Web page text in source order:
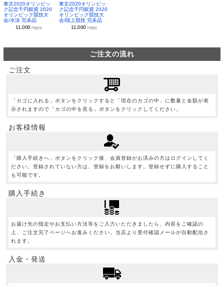
東京2020オリンピッ
ク記念千円銀貨 2020
オリンピック競技大
会/水泳 完未品
11,000円(税別)
東京2020オリンピッ
ク記念千円銀貨 2020
オリンピック競技大
会/陸上競技 完未品
11,000 円(税別)
ご注文の流れ
ご注文
「カゴに入れる」ボタンをクリックすると「現在のカゴの中」に数量と金額が表
示されますので「カゴの中を見る」ボタンをクリックしてください。
お客様情報
「購入手続きへ」ボタンをクリック後、会員登録がお済みの方はログインしてく
ださい。登録されていない方は、登録をお願いします。登録せずに購入すること
も可能です。
購入手続き
お届け先の指定やお支払い方法等をご入力いただきましたら、内容をご確認の
上、ご注文完了ページへお進みください。当店より受付確認メールが自動配信さ
れます。
入金・発送